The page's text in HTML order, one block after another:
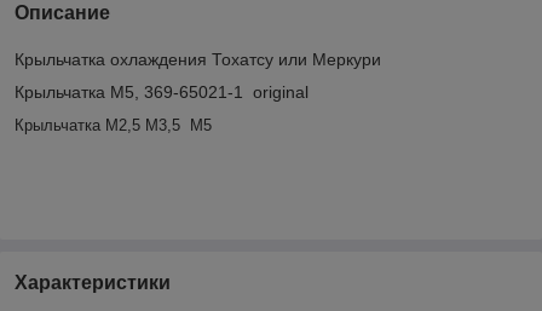
Описание
Крыльчатка охлаждения Тохатсу или Меркури
Крыльчатка М5, 369-65021-1 original
Крыльчатка М2,5 M 3,5 M5
Характеристики